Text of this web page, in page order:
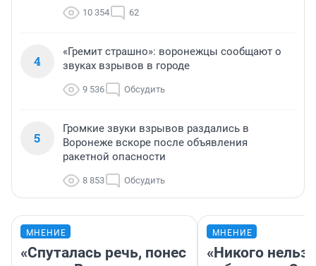
10 354 62
4
«Гремит страшно»: воронежцы сообщают о
звуках взрывов в городе
9 536 Обсудить
5
Громкие звуки взрывов раздались в
Воронеже вскоре после объявления
ракетной опасности
8 853 Обсудить
МНЕНИЕ
«Спуталась речь, понес
МНЕНИЕ
«Никого нельзя